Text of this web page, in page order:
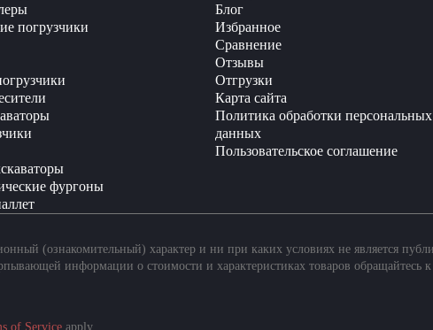
погрузчики
фургоны
Блог
Избранное
Сравнение
Отзывы
Отгрузки
Карта сайта
Политика обработки персональных
данных
Пользовательское соглашение
(ознакомительный) характер и ни при каких условиях не является
информации о стоимости и характеристиках товаров обращайтесь
of Service apply.